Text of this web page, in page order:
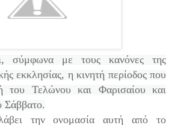
σύμφωνα με τους κανόνες της
εκκλησίας, η κινητή περίοδος που
του Τελώνου και Φαρισαίου και
Σάββατο.
την ονομασία αυτή από το